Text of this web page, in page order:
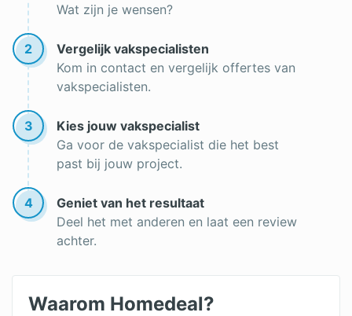
Wat zijn je wensen?
2
Vergelijk vakspecialisten
Kom in contact en vergelijk offertes van
vakspecialisten.
3
Kies jouw vakspecialist
Ga voor de vakspecialist die het best
past bij jouw project.
4
Geniet van het resultaat
Deel het met anderen en laat een review
achter.
Waarom Homedeal?